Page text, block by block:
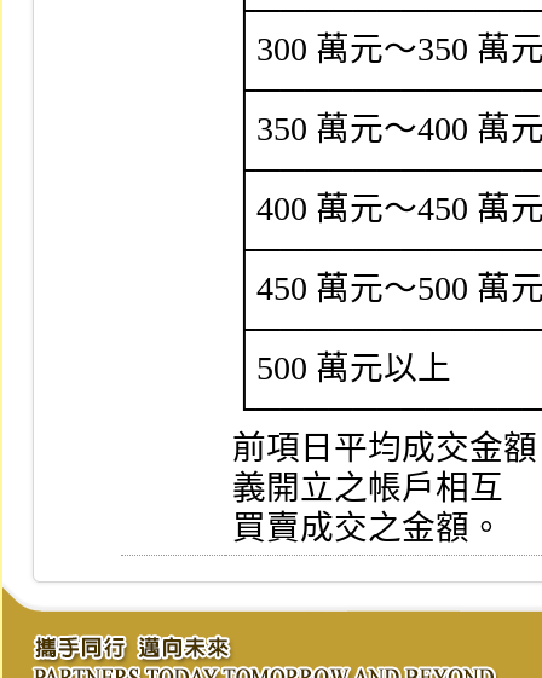
│300 萬元～350 萬
│350 萬元～400 萬
│400 萬元～450 萬
│450 萬元～500 萬
│500 萬元以上
前項日平均成交金
義開立之帳戶相互
買賣成交之金額。